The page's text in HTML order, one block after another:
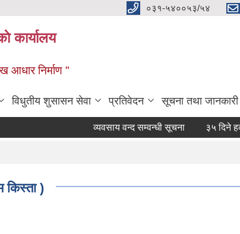
०३१-५४००५३/५४
कार्यालय
आधार निर्माण "
विधुतीय शुसासन सेवा प्रतिवेदन सूचना तथा जानकारी
व्यवसाय वन्द सम्वन्धी सूचना ३५ दिने
किस्ता )